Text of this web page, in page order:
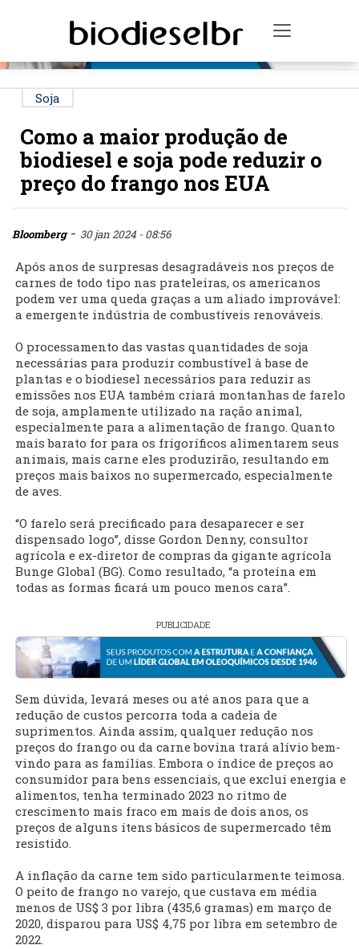
Toggle
Soja
Como a maior produção de
biodiesel e soja pode reduzir o
preço do frango nos EUA
Bloomberg- 30 jan 2024 - 08:56
Após anos de surpresas desagradáveis nos preços de
carnes de todo tipo nas prateleiras, os americanos
podem ver uma queda graças a um aliado improvável:
a emergente indústria de combustíveis renováveis.
O processamento das vastas quantidades de soja
necessárias para produzir combustível à base de
plantas e o biodiesel necessários para reduzir as
emissões nos EUA também criará montanhas de farelo
de soja, amplamente utilizado na ração animal,
especialmente para a alimentação de frango. Quanto
mais barato for para os frigoríficos alimentarem seus
animais, mais carne eles produzirão, resultando em
preços mais baixos no supermercado, especialmente
de aves.
“O farelo será precificado para desaparecer e ser
dispensado logo”, disse Gordon Denny, consultor
agrícola e ex-diretor de compras da gigante agrícola
Bunge Global (BG). Como resultado, “a proteína em
todas as formas ficará um pouco menos cara”.
PUBLICIDADE
Sem dúvida, levará meses ou até anos para que a
redução de custos percorra toda a cadeia de
suprimentos. Ainda assim, qualquer redução nos
preços do frango ou da carne bovina trará alívio bem-
vindo para as famílias. Embora o índice de preços ao
consumidor para bens essenciais, que exclui energia e
alimentos, tenha terminado 2023 no ritmo de
crescimento mais fraco em mais de dois anos, os
preços de alguns itens básicos de supermercado têm
resistido.
A inflação da carne tem sido particularmente teimosa.
O peito de frango no varejo, que custava em média
menos de US$ 3 por libra (435,6 gramas) em março de
2020, disparou para US$ 4,75 por libra em setembro de
2022.